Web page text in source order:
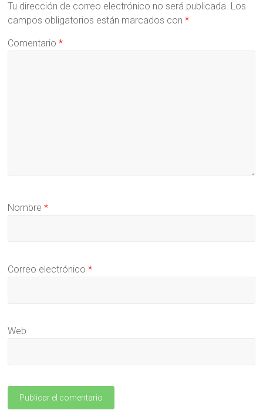
Tu dirección de correo electrónico no será publicada. Los
campos obligatorios están marcados con*
Comentario*
Nombre*
Correo electrónico*
Web